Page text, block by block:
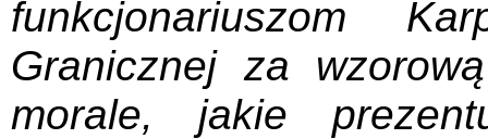
funkcjonariuszom
Granicznej za
morale, jakie